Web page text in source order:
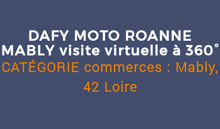
DAFY MOTO ROANNE
MABLY visite virtuelle à 360°
CATÉGORIE commerces : Mably,
42 Loire